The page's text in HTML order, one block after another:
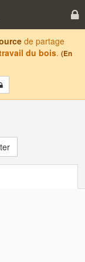
de partage
du bois. (En